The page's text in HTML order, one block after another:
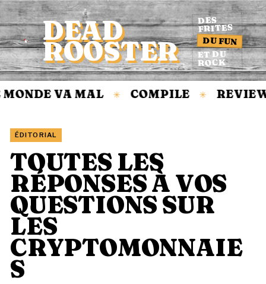
Accueil
DEAD
ROOSTER
DES
FRITES
DU FUN
ET DU
ROCK
VA MAL ✳ COMPILE ✳ REVIEW
ÉDITORIAL
TOUTES LES
RÉPONSES À VOS
QUESTIONS SUR
LES
CRYPTOMONNAIE
S